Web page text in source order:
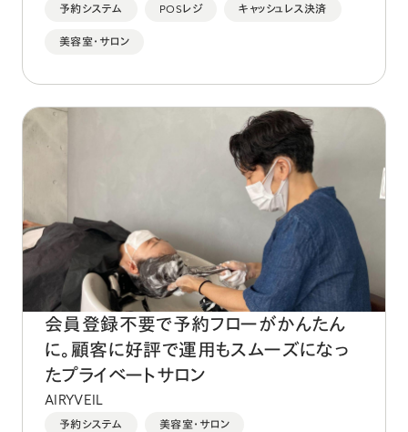
予約システム POSレジ キャッシュレス決済
美容室・サロン
会員登録不要で予約フローがかんたん
に。顧客に好評で運用もスムーズになっ
たプライベートサロン
AIRYVEIL
予約システム 美容室・サロン